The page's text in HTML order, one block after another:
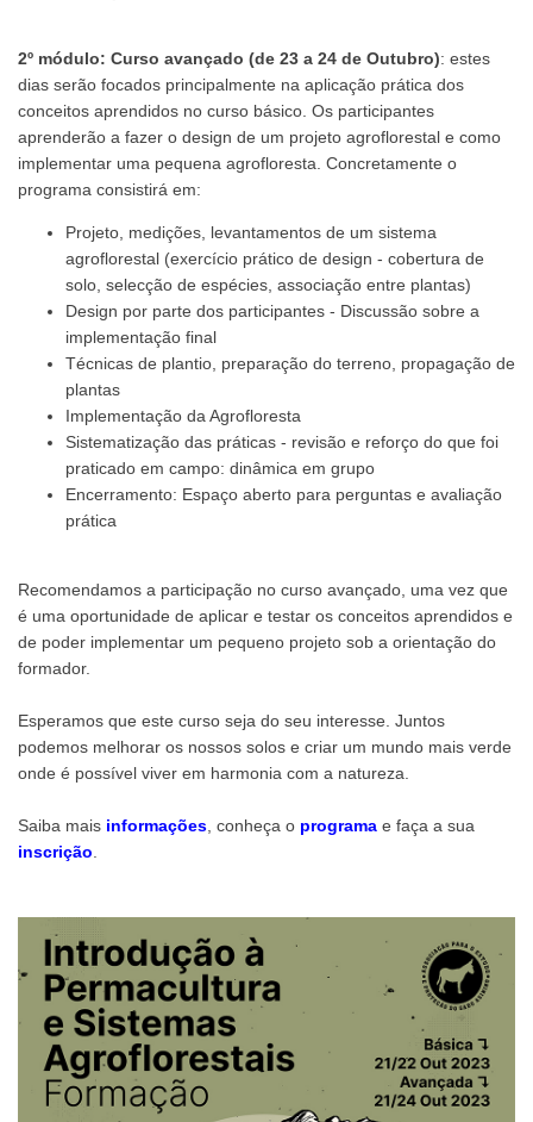
2º módulo: Curso avançado (de 23 a 24 de Outubro): estes
dias serão focados principalmente na aplicação prática dos
conceitos aprendidos no curso básico. Os participantes
aprenderão a fazer o design de um projeto agroflorestal e como
implementar uma pequena agrofloresta. Concretamente o
programa consistirá em:
Projeto, medições, levantamentos de um sistema
agroflorestal (exercício prático de design - cobertura de
solo, selecção de espécies, associação entre plantas)
Design por parte dos participantes - Discussão sobre a
implementação final
Técnicas de plantio, preparação do terreno, propagação de
plantas
Implementação da Agrofloresta
Sistematização das práticas - revisão e reforço do que foi
praticado em campo: dinâmica em grupo
Encerramento: Espaço aberto para perguntas e avaliação
prática
Recomendamos a participação no curso avançado, uma vez que
é uma oportunidade de aplicar e testar os conceitos aprendidos e
de poder implementar um pequeno projeto sob a orientação do
formador.
Esperamos que este curso seja do seu interesse. Juntos
podemos melhorar os nossos solos e criar um mundo mais verde
onde é possível viver em harmonia com a natureza.
Saiba mais informações , conheça o programa e faça a sua
inscrição